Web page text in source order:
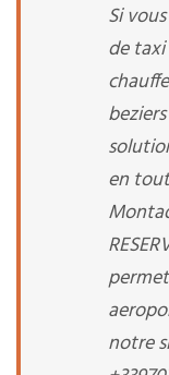
Si
de
en
notre